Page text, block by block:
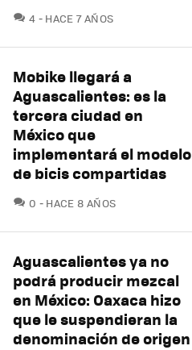
4 COMENTARIOS
HACE 7 AÑOS
Mobike llegará a
Aguascalientes: es la
tercera ciudad en
México que
implementará el modelo
de bicis compartidas
0 COMENTARIOS
HACE 8 AÑOS
Aguascalientes ya no
podrá producir mezcal
en México: Oaxaca hizo
que le suspendieran la
denominación de origen